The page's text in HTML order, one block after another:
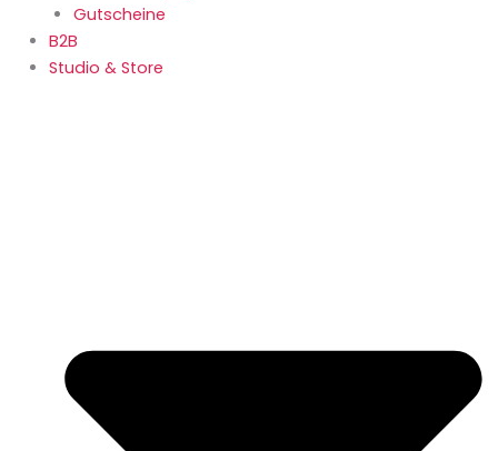
Gutscheine
B2B
Studio & Store